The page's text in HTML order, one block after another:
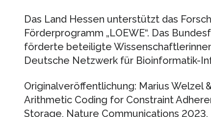
Das Land Hessen unterstützt das
Förderprogramm „LOEWE“. Das
förderte beteiligte
Deutsche Netzwerk für Bioinformatik-
Originalveröffentlichung: Marius Welzel
Arithmetic Coding for Constraint
Storage, Nature Communications 2023,